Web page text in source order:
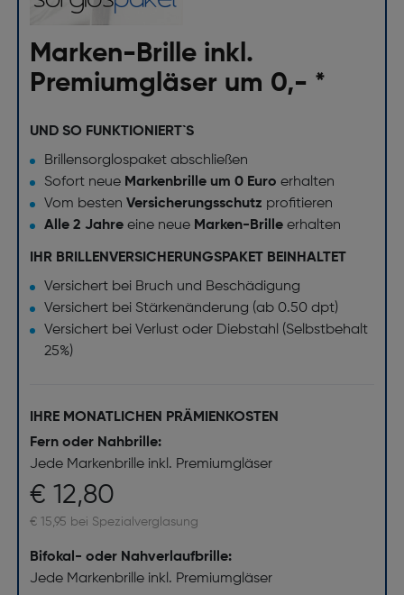
Marken-Brille inkl.
Premiumgläser um 0,- *
UND SO FUNKTIONIERT`S
Brillensorglospaket abschließen
Sofort neue Markenbrille um 0 Euro erhalten
Vom besten Versicherungsschutz profitieren
Alle 2 Jahreeine neue Marken-Brille erhalten
IHR BRILLENVERSICHERUNGSPAKET BEINHALTET
Versichert bei Bruch und Beschädigung
Versichert bei Stärkenänderung (ab 0.50 dpt)
Versichert bei Verlust oder Diebstahl (Selbstbehalt
25%)
IHRE MONATLICHEN PRÄMIENKOSTEN
Fern oder Nahbrille:
Jede Markenbrille inkl. Premiumgläser
€ 12,80
€ 15,95 bei Spezialverglasung
Bifokal- oder Nahverlaufbrille:
Jede Markenbrille inkl. Premiumgläser